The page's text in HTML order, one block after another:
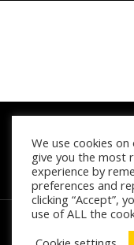
We use cookies
give you the most
experience by
preferences and
clicking “Accept”,
use of ALL the